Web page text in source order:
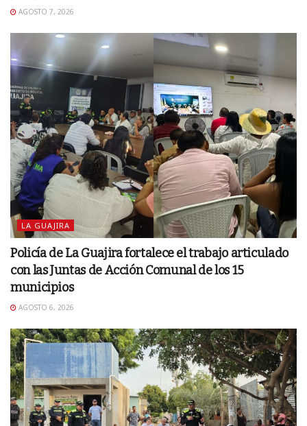
AGOSTO 7, 2026
LA GUAJIRA
Policía de La Guajira fortalece el trabajo articulado
con las Juntas de Acción Comunal de los 15
municipios
AGOSTO 6, 2026